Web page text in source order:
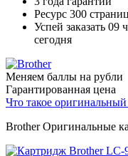
Ресурс 300 страниц
Успей заказать
сегодня
Меняем баллы на рубли
Гарантированная цена
Что такое
Brother Оригинальные